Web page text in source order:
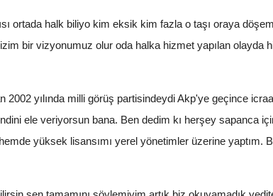
ortada halk biliyo kim eksik kim fazla o taşı oraya
bir vizyonumuz olur oda halka hizmet yapılan olayda
yılında milli görüş partisindeydi Akp'ye geçince
ele veriyorsun bana. Ben dedim kı herşey sapanca
yüksek lisansımı yerel yönetimler üzerine yaptım.